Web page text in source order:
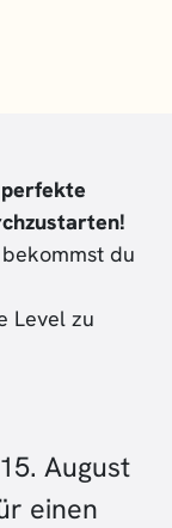
du
Level zu
August
einen